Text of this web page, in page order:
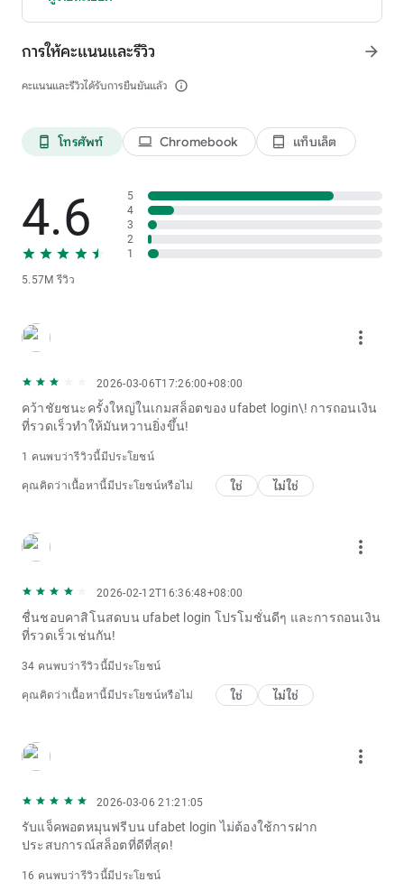
การให้คะแนนและรีวิว
คะแนนและรีวิวได้รับการยืนยันแล้ว info_outline
arrow_forward
phone_android โทรศัพท์ laptop Chromebook tablet_android แท็บเล็ต
4.6
5.57M รีวิว
5
4
3
2
1
more_vert
2026-03-06T17:26:00+08:00
คว้าชัยชนะครั้งใหญ่ในเกมสล็อตของ ufabet login\! การถอนเงิน
ที่รวดเร็วทำให้มันหวานยิ่งขึ้น!
1 คนพบว่ารีวิวนี้มีประโยชน์
คุณคิดว่าเนื้อหานี้มีประโยชน์หรือไม่ ใช่ ไม่ใช่
more_vert
2026-02-12T16:36:48+08:00
ชื่นชอบคาสิโนสดบน ufabet login โปรโมชั่นดีๆ และการถอนเงิน
ที่รวดเร็วเช่นกัน!
34 คนพบว่ารีวิวนี้มีประโยชน์
คุณคิดว่าเนื้อหานี้มีประโยชน์หรือไม่ ใช่ ไม่ใช่
more_vert
2026-03-06 21:21:05
รับแจ็คพอตหมุนฟรีบน ufabet login ไม่ต้องใช้การฝาก
ประสบการณ์สล็อตที่ดีที่สุด!
16 คนพบว่ารีวิวนี้มีประโยชน์